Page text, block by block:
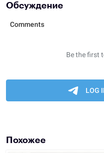
Обсуждение
Похожее